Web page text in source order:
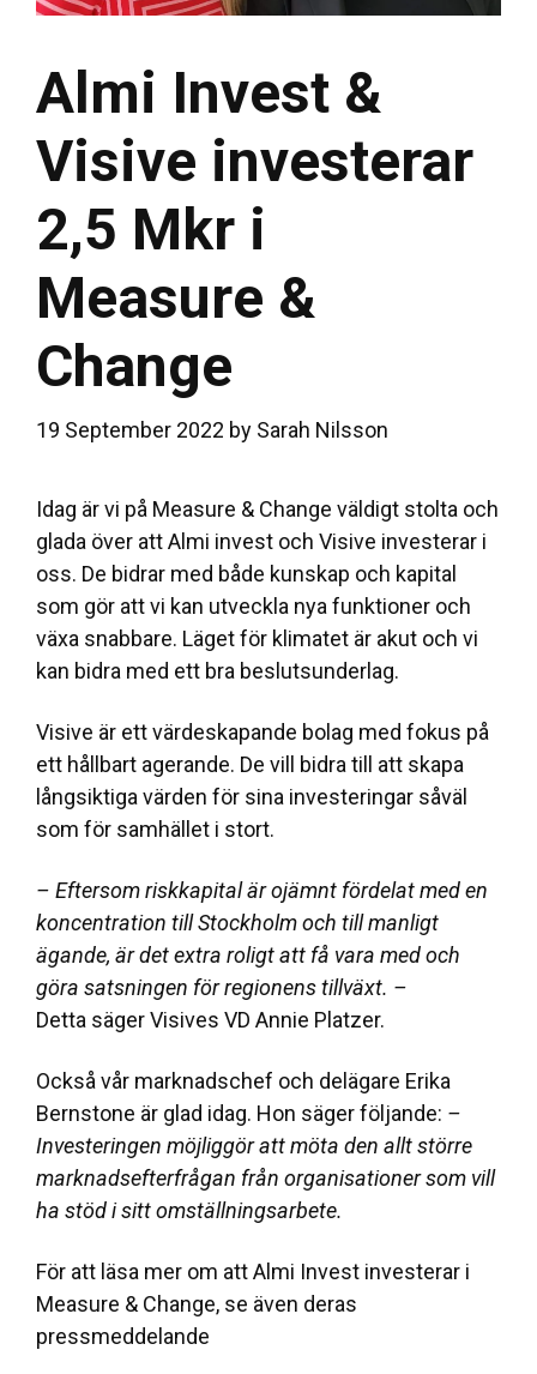
Almi Invest &
Visive investerar
2,5 Mkr i
Measure &
Change
19 September 2022 by Sarah Nilsson
Idag är vi på Measure & Change väldigt stolta och
glada över att Almi invest och Visive investerar i
oss. De bidrar med både kunskap och kapital
som gör att vi kan utveckla nya funktioner och
växa snabbare. Läget för klimatet är akut och vi
kan bidra med ett bra beslutsunderlag.
Visive är ett värdeskapande bolag med fokus på
ett hållbart agerande. De vill bidra till att skapa
långsiktiga värden för sina investeringar såväl
som för samhället i stort.
– Eftersom riskkapital är ojämnt fördelat med en
koncentration till Stockholm och till manligt
ägande, är det extra roligt att få vara med och
göra satsningen för regionens tillväxt. –
Detta säger Visives VD Annie Platzer.
Också vår marknadschef och delägare Erika
Bernstone är glad idag. Hon säger följande: –
Investeringen möjliggör att möta den allt större
marknadsefterfrågan från organisationer som vill
ha stöd i sitt omställningsarbete.
För att läsa mer om att Almi Invest investerar i
Measure & Change, se även deras
pressmeddelande